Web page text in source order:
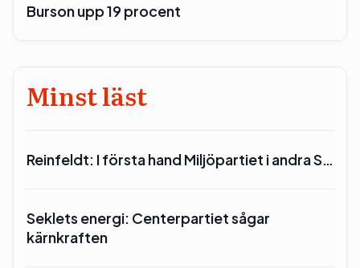
Burson upp 19 procent
Minst läst
Reinfeldt: I första hand Miljöpartiet i andra S…
Seklets energi: Centerpartiet sågar
kärnkraften